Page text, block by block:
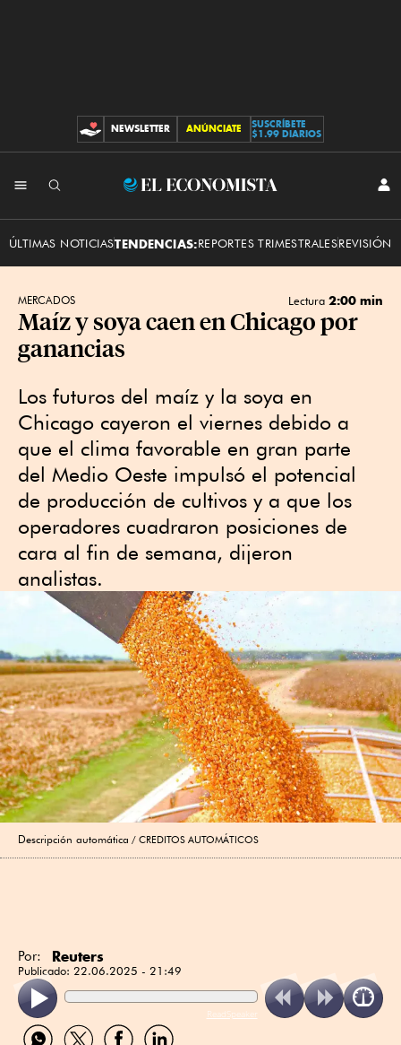
CONTRIBUCIONES
NEWSLETTER ANÚNCIATE
SUSCRÍBETE
$1.99 DIARIOS
El
ÚLTIMAS NOTICIASTENDENCIAS:REPORTES TRIMESTRALESREVISIÓN
MERCADOS Lectura 2:00 min
Maíz y soya caen en Chicago por
ganancias
Los futuros del maíz y la soya en
Chicago cayeron el viernes debido a
que el clima favorable en gran parte
del Medio Oeste impulsó el potencial
de producción de cultivos y a que los
operadores cuadraron posiciones de
cara al fin de semana, dijeron
analistas.
Descripción automática CREDITOS AUTOMÁTICOS
Por: Reuters
Publicado: 22.06.2025 - 21:49
ReadSpeaker
CompartirCompartirCompartirCompartir